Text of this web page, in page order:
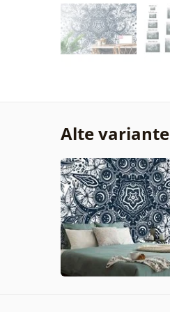
Alte variante